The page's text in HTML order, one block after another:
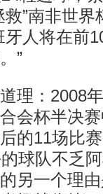
”南非世
人将在前
”
：2008年
会杯半决
的11场比
球队不乏
另一个理